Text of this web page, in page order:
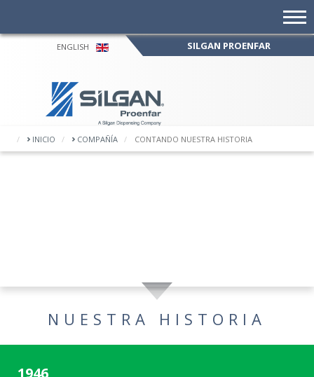
ENGLISH SILGAN PROENFAR
INICIO COMPAÑÍA CONTANDO NUESTRA HISTORIAUNA
AÑOS
aportando con
NUESTRA HISTORIA
1946